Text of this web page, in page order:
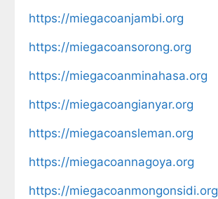
https://miegacoanjambi.org
https://miegacoansorong.org
https://miegacoanminahasa.org
https://miegacoangianyar.org
https://miegacoansleman.org
https://miegacoannagoya.org
https://miegacoanmongonsidi.org